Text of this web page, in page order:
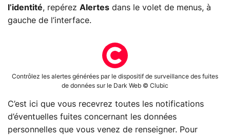
l’identité, repérez Alertes dans le volet de menus, à
gauche de l’interface.
Contrôlez les alertes générées par le dispositif de surveillance des fuites
de données sur le Dark Web © Clubic
C’est ici que vous recevrez toutes les notifications
d’éventuelles fuites concernant les données
personnelles que vous venez de renseigner. Pour